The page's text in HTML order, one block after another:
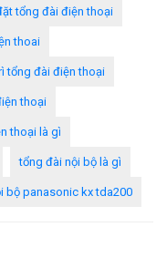
tổng đài điện thoại
thoai
tổng đài điện thoại
thoại
thoại là gì
tổng đài nội bộ là gì
bộ panasonic kx tda200